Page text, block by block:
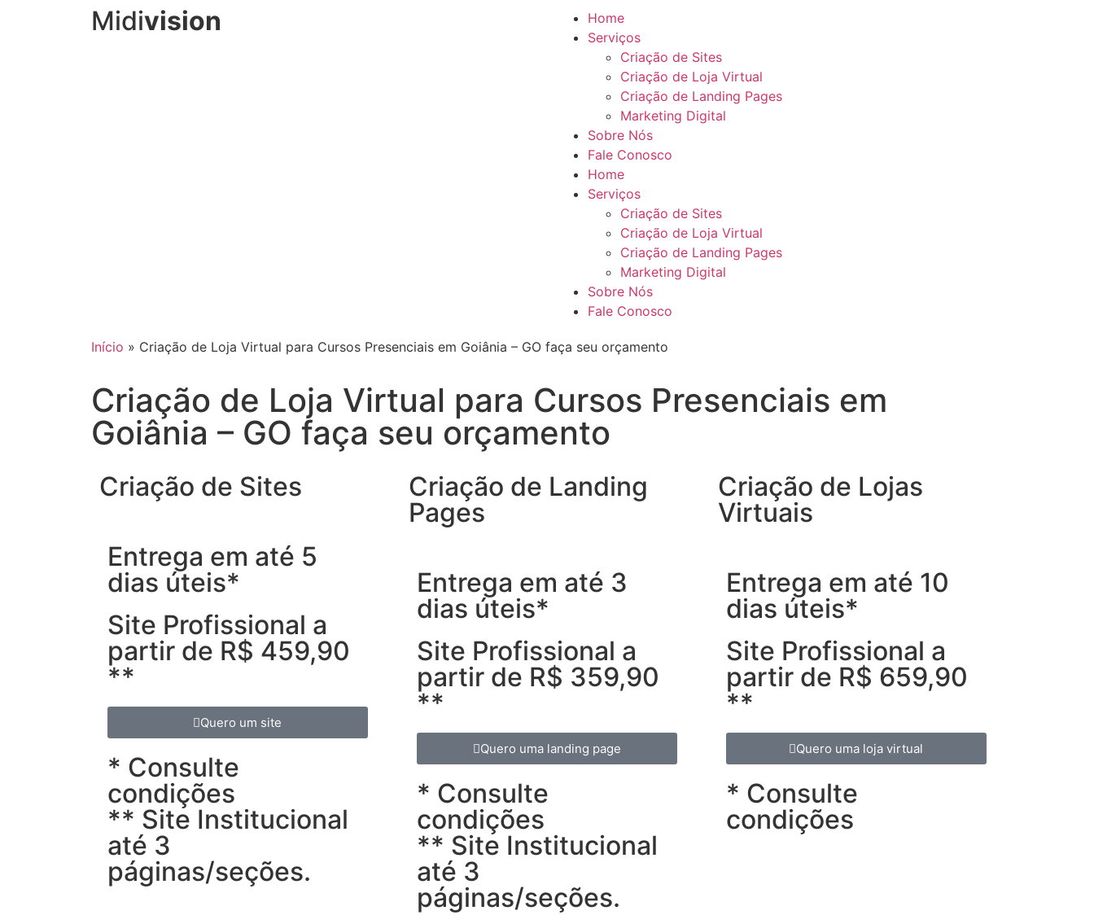
Midivision
Home
Serviços
Criação de Sites
Criação de Loja Virtual
Criação de Landing Pages
Marketing Digital
Sobre Nós
Fale Conosco
Home
Serviços
Criação de Sites
Criação de Loja Virtual
Criação de Landing Pages
Marketing Digital
Sobre Nós
Fale Conosco
Início » Criação de Loja Virtual para Cursos Presenciais em Goiânia – GO faça seu orçamento
Criação de Loja Virtual para Cursos Presenciais em
Goiânia – GO faça seu orçamento
Criação de Sites
Entrega em até 5
dias úteis*
Site Profissional a
partir de R$ 459,90
**
Quero um site
* Consulte
condições
** Site Institucional
até 3
páginas/seções.
Criação de Landing
Pages
Entrega em até 3
dias úteis*
Site Profissional a
partir de R$ 359,90
**
Quero uma landing page
* Consulte
condições
** Site Institucional
até 3
páginas/seções.
Criação de Lojas
Virtuais
Entrega em até 10
dias úteis*
Site Profissional a
partir de R$ 659,90
**
Quero uma loja virtual
* Consulte
condições